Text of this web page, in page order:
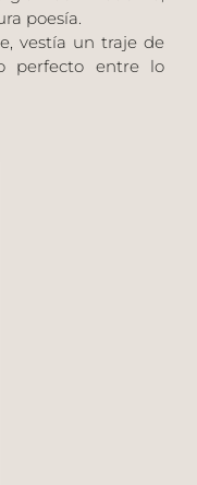
poesía.
vestía un traje de
perfecto entre lo